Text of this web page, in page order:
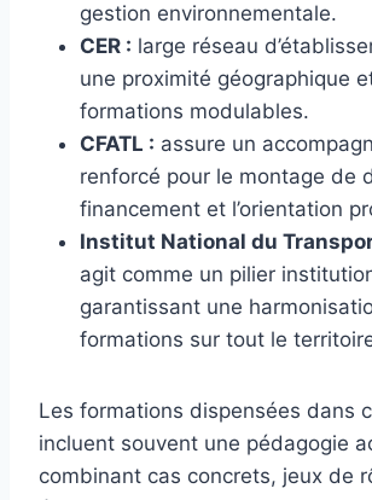
gestion environnementale.
CER : large réseau
une proximité géographique
formations modulables.
CFATL : assure un
renforcé pour le montage de
financement et l’orientation
Institut National du
agit comme un pilier
garantissant une
formations sur tout le
Les formations dispensées dans
incluent souvent une pédagogie
combinant cas concrets, jeux de